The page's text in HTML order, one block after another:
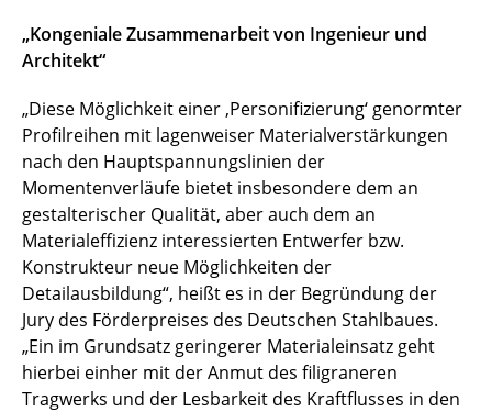
„Kongeniale Zusammenarbeit von Ingenieur und
Architekt“
„Diese Möglichkeit einer ‚Personifizierung‘ genormter
Profilreihen mit lagenweiser Materialverstärkungen
nach den Hauptspannungslinien der
Momentenverläufe bietet insbesondere dem an
gestalterischer Qualität, aber auch dem an
Materialeffizienz interessierten Entwerfer bzw.
Konstrukteur neue Möglichkeiten der
Detailausbildung“, heißt es in der Begründung der
Jury des Förderpreises des Deutschen Stahlbaues.
„Ein im Grundsatz geringerer Materialeinsatz geht
hierbei einher mit der Anmut des filigraneren
Tragwerks und der Lesbarkeit des Kraftflusses in den